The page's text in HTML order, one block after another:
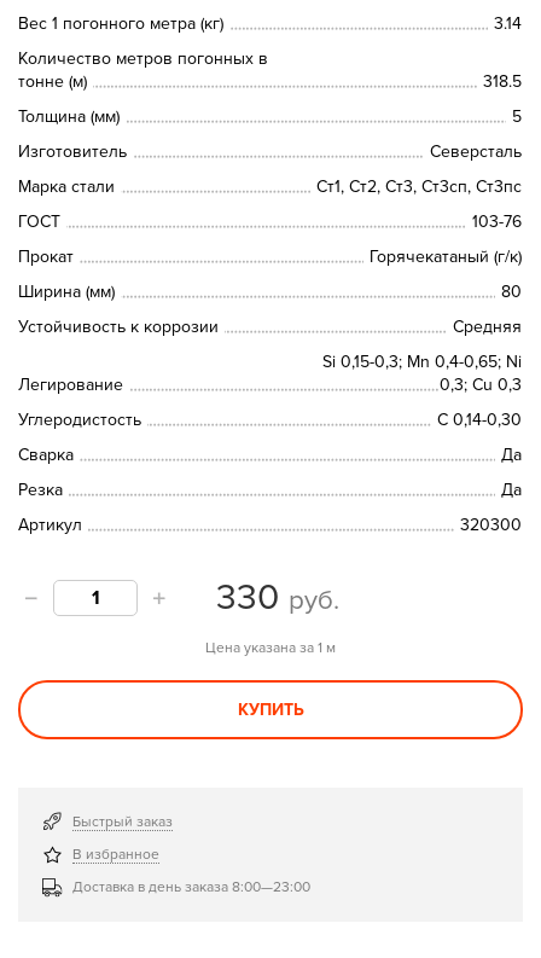
Вес 1 погонного метра (кг)
3.14
Количество метров погонных в
тонне (м)
318.5
Толщина (мм)
5
Изготовитель
Северсталь
Марка стали
Ст1, Ст2, Ст3, Ст3сп, Ст3пс
ГОСТ
103-76
Прокат
Горячекатаный (г/к)
Ширина (мм)
80
Устойчивость к коррозии
Средняя
Легирование
Si 0,15-0,3; Mn 0,4-0,65; Ni
0,3; Cu 0,3
Углеродистость
C 0,14-0,30
Сварка
Да
Резка
Да
Артикул
320300
330 руб.
Цена указана за 1 м
КУПИТЬ
Быстрый заказ
В избранное
Доставка в день заказа 8:00—23:00